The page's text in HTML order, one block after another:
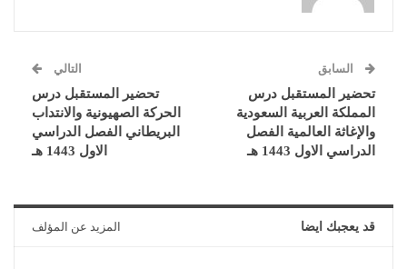
السابق
تحضير المستقبل درس
المملكة العربية السعودية
والإغاثة العالمية الفصل
الدراسي الاول 1443 هـ
التالي
تحضير المستقبل درس
الحركة الصهيونية والانتداب
البريطاني الفصل الدراسي
الاول 1443 هـ
قد يعجبك ايضا المزيد عن المؤلف